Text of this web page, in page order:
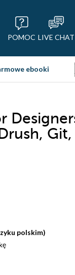
POMOC LIVE CHAT
ebooki
Git,
polskim)